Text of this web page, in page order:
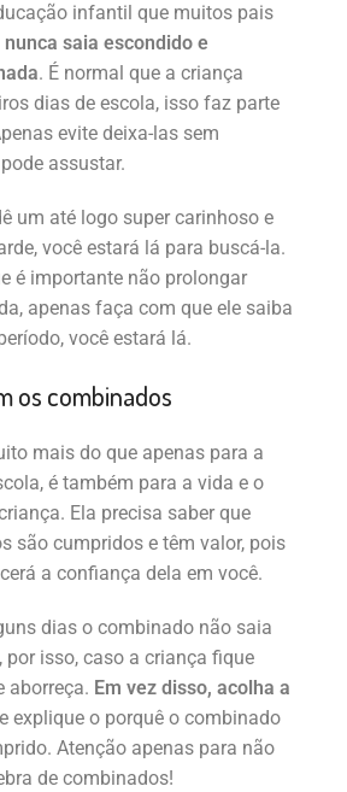
infantil que muitos pais
nunca saia escondido e
. É normal que a criança
dias de escola, isso faz parte
evite deixa-las sem
assustar.
um até logo super carinhoso e
você estará lá para buscá-la.
é importante não prolongar
apenas faça com que ele saiba
você estará lá.
os combinados
mais do que apenas para a
é também para a vida e o
Ela precisa saber que
são cumpridos e têm valor, pois
a confiança dela em você.
dias o combinado não saia
isso, caso a criança fique
aborreça. Em vez disso, acolha a
e explique o porquê o combinado
Atenção apenas para não
de combinados!